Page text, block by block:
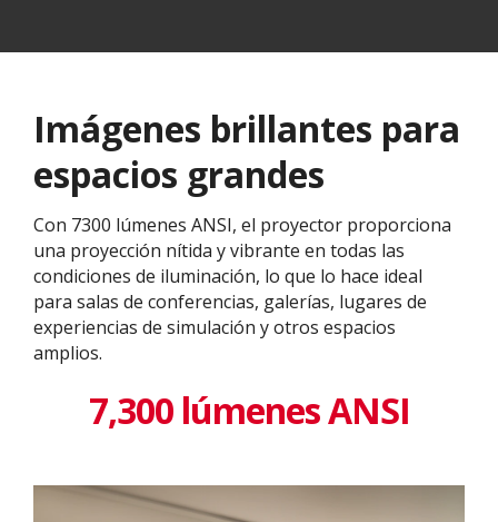
Imágenes brillantes para
espacios grandes
Con 7300 lúmenes ANSI, el proyector proporciona
una proyección nítida y vibrante en todas las
condiciones de iluminación, lo que lo hace ideal
para salas de conferencias, galerías, lugares de
experiencias de simulación y otros espacios
amplios.
7,300 lúmenes ANSI